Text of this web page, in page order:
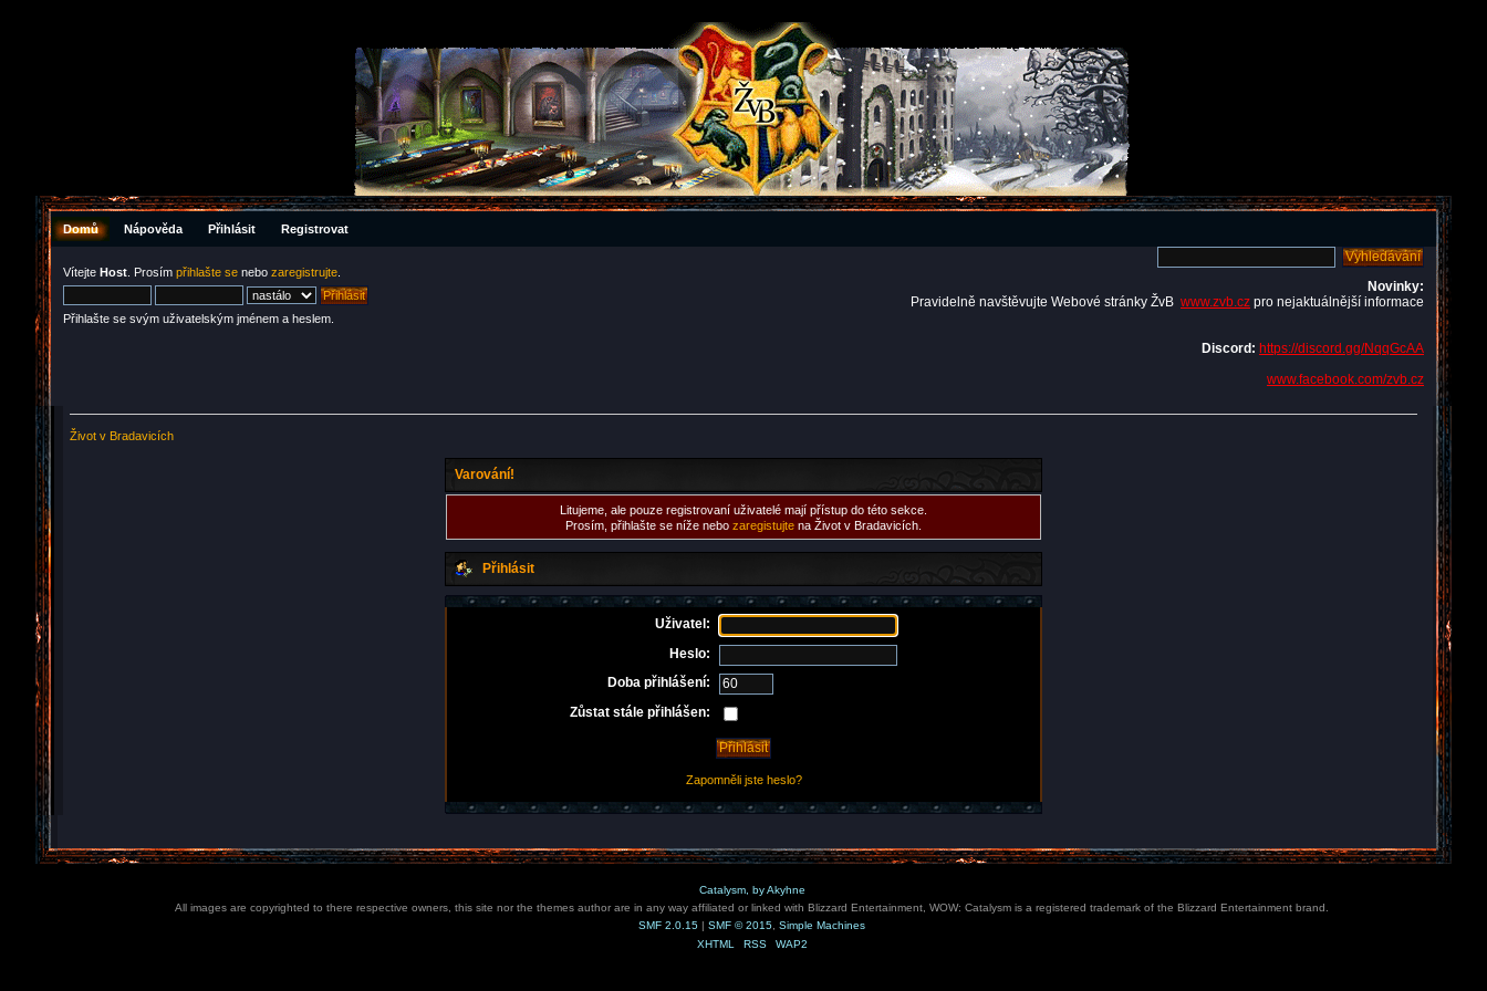
Domů Nápověda Přihlásit Registrovat
Vítejte Host . Prosím přihlašte se nebo zaregistrujte
Přihlašte se svým uživatelským jménem a heslem.
Novinky:
Pravidelně navštěvujte Webové stránky ŽvB www.zvb.cz pro nejaktuálnější informace
Discord: https://discord.gg/NqqGcAA
www.facebook.com/zvb.cz
Život v Bradavicích
Varování!
Litujeme, ale pouze registrovaní uživatelé mají přístup do této sekce.
Prosím, přihlašte se níže nebo zaregistujte na Život v Bradavicích.
Přihlásit
Uživatel:
Heslo:
Doba přihlášení:
Zůstat stále přihlášen:
Zapomněli jste heslo?
Catalysm, by Akyhne
All images are copyrighted to there respective owners, this site nor the themes author are in any way affiliated or linked with Blizzard Entertainment, WOW: Catalysm is a registered trademark of the Blizzard Entertainment brand.
SMF 2.0.15 | SMF © 2015 Simple Machines
XHTML
RSS WAP2